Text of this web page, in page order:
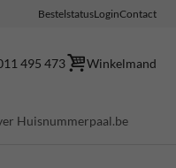
BestelstatusLoginContact
495 473 Winkelmand
Huisnummerpaal.be